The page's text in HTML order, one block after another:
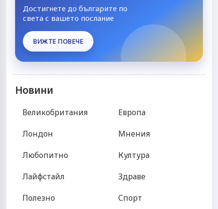
Достигнете до българите по
света с вашето послание
ВИЖТЕ ПОВЕЧЕ
Новини
Великобритания
Лондон
Любопитно
Лайфстайл
Полезно
Европа
Мнения
Култура
Здраве
Спорт